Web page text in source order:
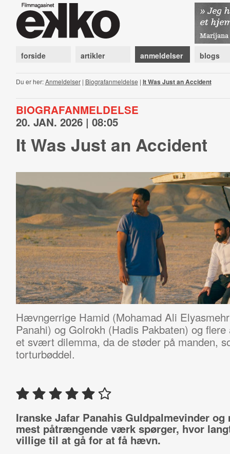
forside artikler anmeldelser blogs
Du er her:Anmeldelser| Biografanmeldelse | It Was Just an Accident
BIOGRAFANMELDELSE
20. JAN. 2026 | 08:05
It Was Just an Accident
Hævngerrige Hamid (Mohamad Ali
Panahi) og Golrokh (Hadis Pakbaten) og
et svært dilemma, da de støder på manden,
torturbøddel.
Iranske Jafar Panahis Guldpalmevinder og
mest påtrængende værk spørger, hvor
villige til at gå for at få hævn.